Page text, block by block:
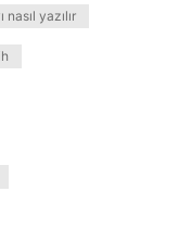
nasıl yazılır